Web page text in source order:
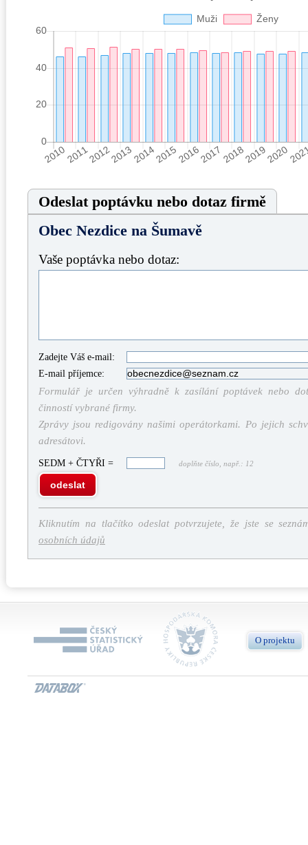
Odeslat poptávku nebo dotaz firmě
Obec Nezdice na Šumavě
Vaše poptávka nebo dotaz:
Zadejte Váš e-mail:
E-mail příjemce:
Formulář je určen výhradně k zasílání poptávek nebo
činností vybrané firmy.
Zprávy jsou redigovány našimi operátorkami. Po jejich
adresátovi.
SEDM + ČTYŘI = doplňte číslo, např.: 12
odeslat
Kliknutím na tlačítko odeslat potvrzujete, že jste se
osobních údajů
O projektu